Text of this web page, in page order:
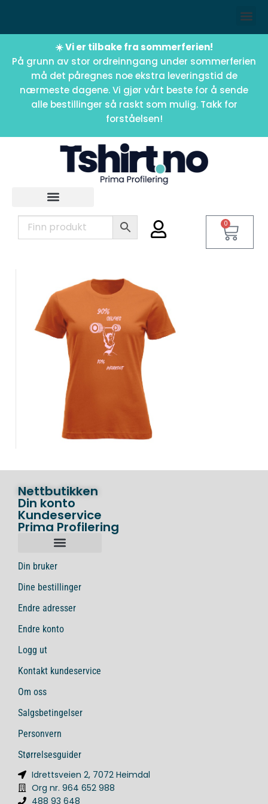
☀️ Vi er tilbake fra sommerferien!
På grunn av stor ordreinngang under sommerferien
må det påregnes noe ekstra leveringstid de
nærmeste dagene. Vi gjør vårt beste for å sende
alle bestillinger så raskt som mulig. Takk for
forståelsen!
0
Nettbutikken
Din konto
Kundeservice
Prima Profilering
Din bruker
Dine bestillinger
Endre adresser
Endre konto
Logg ut
Kontakt kundeservice
Om oss
Salgsbetingelser
Personvern
Størrelsesguider
Idrettsveien 2, 7072 Heimdal
Org nr. 964 652 988
488 93 648